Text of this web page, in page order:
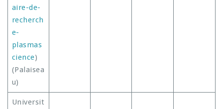
aire-de-
recherch
e-
plasmas
cience)
(Palaisea
u)
Universit